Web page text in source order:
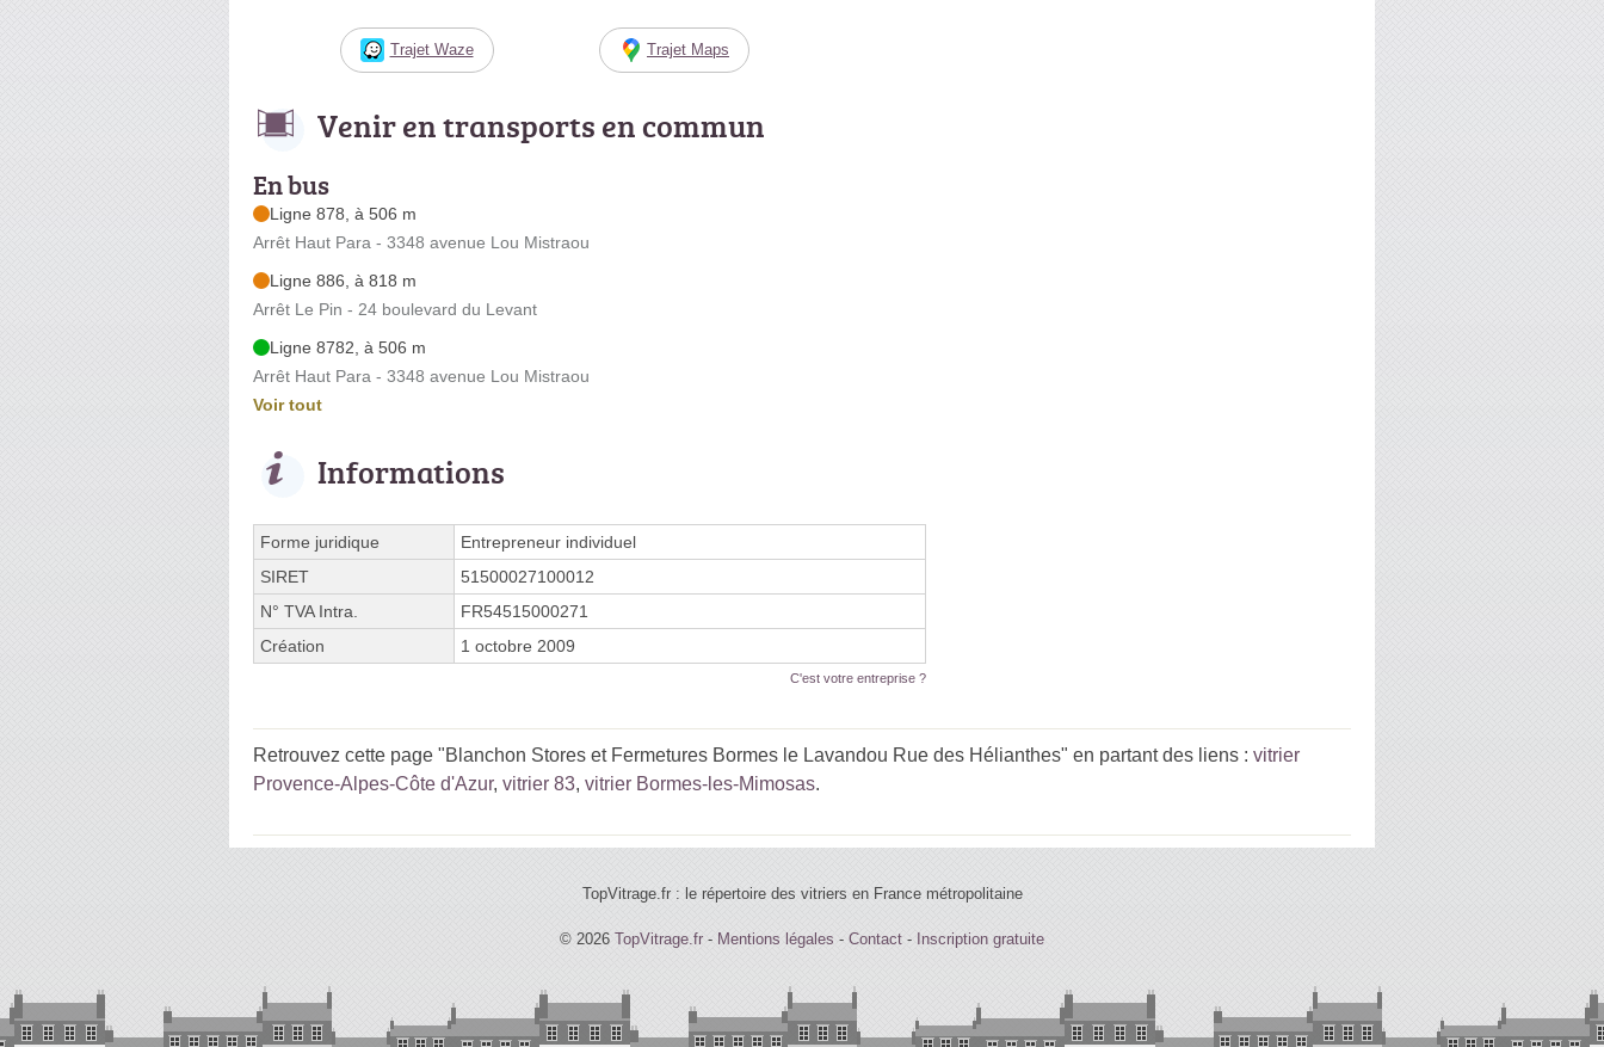
Trajet Waze Trajet Maps
Venir en transports en commun
En bus
Ligne 878, à 506 m
Arrêt Haut Para - 3348 avenue Lou Mistraou
Ligne 886, à 818 m
Arrêt Le Pin - 24 boulevard du Levant
Ligne 8782, à 506 m
Arrêt Haut Para - 3348 avenue Lou Mistraou
Voir tout
Informations
Forme juridique
Entrepreneur individuel
SIRET
51500027100012
N° TVA Intra.
FR54515000271
Création
1 octobre 2009
C'est votre entreprise ?
Retrouvez cette page "Blanchon Stores et Fermetures Bormes le Lavandou Rue des Hélianthes" en partant des liens : vitrier
Provence-Alpes-Côte d'Azur, vitrier 83, vitrier Bormes-les-Mimosas.
TopVitrage.fr : le répertoire des vitriers en France métropolitaine
© 2026 TopVitrage.fr - Mentions légales - Contact - Inscription gratuite